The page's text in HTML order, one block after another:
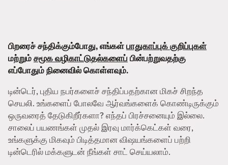
பிறரைச் சந்திக்கும்போது, எங்கள்பாதுகாப்புக் குறிப்புகள்
மற்றும்சமூக வழிகாட்டுதல்களைப் பின்பற்றுவதற்கு
எப்போதும் நினைவில் கொள்ளவும்.
டின்டெர், புதிய நபர்களைச் சந்திப்பதற்கான மிகச் சிறந்த
செயலி. உங்களைப் போலவே ஆர்வங்களைக் கொண்டிருக்கும்
ஒருவரைத் தேடுகிறீர்களா? எந்தப் பிரச்சனையும் இல்லை.
சாலைப் பயணங்கள் முதல் இரவு மார்க்கெட்கள் வரை,
உங்களுக்கு மிகவும் பிடித்தமான விஷயங்களைப் பற்றி
டின்டெரில் மக்களுடன் நீங்கள் சாட் செய்யலாம்.